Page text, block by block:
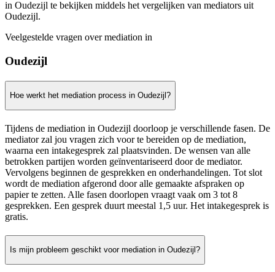
in Oudezijl te bekijken middels het vergelijken van mediators uit
Oudezijl.
Veelgestelde vragen over mediation in
Oudezijl
Hoe werkt het mediation process in Oudezijl?
Tijdens de mediation in Oudezijl doorloop je verschillende fasen. De
mediator zal jou vragen zich voor te bereiden op de mediation,
waarna een intakegesprek zal plaatsvinden. De wensen van alle
betrokken partijen worden geïnventariseerd door de mediator.
Vervolgens beginnen de gesprekken en onderhandelingen. Tot slot
wordt de mediation afgerond door alle gemaakte afspraken op
papier te zetten. Alle fasen doorlopen vraagt vaak om 3 tot 8
gesprekken. Een gesprek duurt meestal 1,5 uur. Het intakegesprek is
gratis.
Is mijn probleem geschikt voor mediation in Oudezijl?